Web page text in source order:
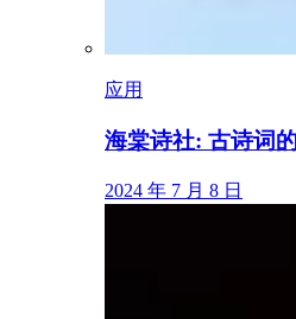
应用
海棠诗社: 古诗词
2024 年 7 月 8 日